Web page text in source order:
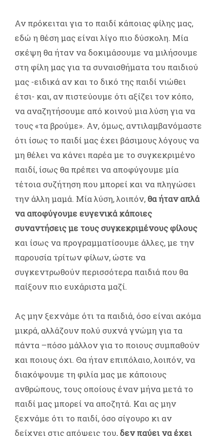
Αν πρόκειται για το παιδί κάποιας φίλης μας,
εδώ η θέση μας είναι λίγο πιο δύσκολη. Μία
σκέψη θα ήταν να δοκιμάσουμε να μιλήσουμε
στη φίλη μας για τα συναισθήματα του παιδιού
μας -ειδικά αν και το δικό της παιδί νιώθει
έτσι- και, αν πιστεύουμε ότι αξίζει τον κόπο,
να αναζητήσουμε από κοινού μια λύση για να
τους «τα βρούμε». Αν, όμως, αντιλαμβανόμαστε
ότι ίσως το παιδί μας έχει βάσιμους λόγους να
μη θέλει να κάνει παρέα με το συγκεκριμένο
παιδί, ίσως θα πρέπει να αποφύγουμε μία
τέτοια συζήτηση που μπορεί και να πληγώσει
την άλλη μαμά. Μία λύση, λοιπόν, θα ήταν απλά
να αποφύγουμε ευγενικά κάποιες
συναντήσεις με τους συγκεκριμένους φίλους
και ίσως να προγραμματίσουμε άλλες, με την
παρουσία τρίτων φίλων, ώστε να
συγκεντρωθούν περισσότερα παιδιά που θα
παίξουν πιο ευχάριστα μαζί.
Ας μην ξεχνάμε ότι τα παιδιά, όσο είναι ακόμα
μικρά, αλλάζουν πολύ συχνά γνώμη για τα
πάντα –πόσο μάλλον για το ποιους συμπαθούν
και ποιους όχι. Θα ήταν επιπόλαιο, λοιπόν, να
διακόψουμε τη φιλία μας με κάποιους
ανθρώπους, τους οποίους έναν μήνα μετά το
παιδί μας μπορεί να αποζητά. Και ας μην
ξεχνάμε ότι το παιδί, όσο σίγουρο κι αν
δείχνει στις απόψεις του, δεν παύει να έχει